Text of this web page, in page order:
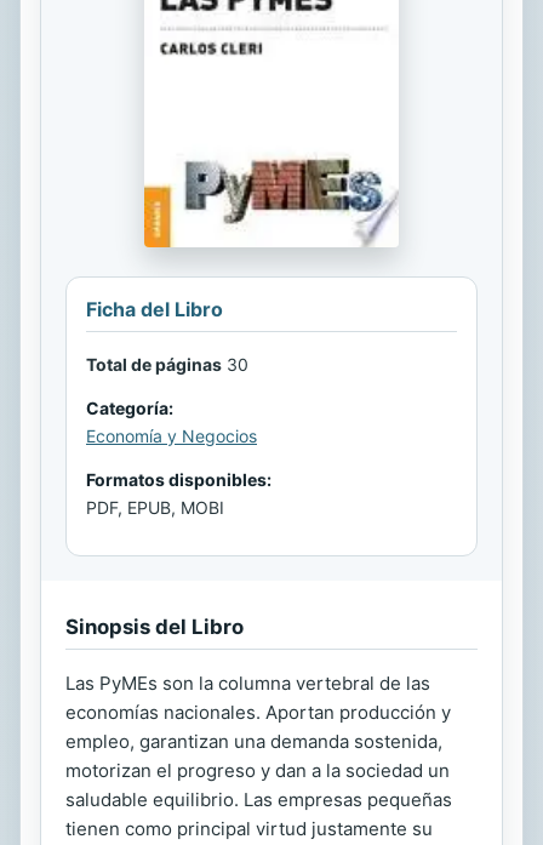
Ficha del Libro
Total de páginas 30
Categoría:
Economía y Negocios
Formatos disponibles:
PDF, EPUB, MOBI
Sinopsis del Libro
Las PyMEs son la columna vertebral de las
economías nacionales. Aportan producción y
empleo, garantizan una demanda sostenida,
motorizan el progreso y dan a la sociedad un
saludable equilibrio. Las empresas pequeñas
tienen como principal virtud justamente su